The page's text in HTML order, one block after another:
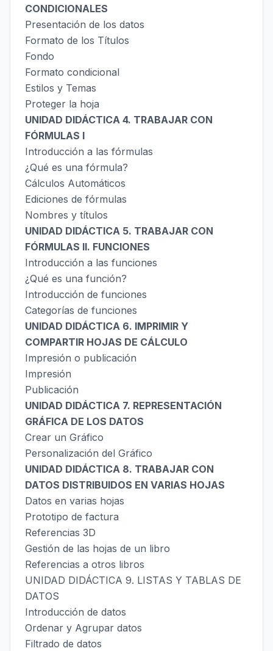
CONDICIONALES
Presentación de los datos
Formato de los Títulos
Fondo
Formato condicional
Estilos y Temas
Proteger la hoja
UNIDAD DIDÁCTICA 4. TRABAJAR CON
FÓRMULAS I
Introducción a las fórmulas
¿Qué es una fórmula?
Cálculos Automáticos
Ediciones de fórmulas
Nombres y títulos
UNIDAD DIDÁCTICA 5. TRABAJAR CON
FÓRMULAS II. FUNCIONES
Introducción a las funciones
¿Qué es una función?
Introducción de funciones
Categorías de funciones
UNIDAD DIDÁCTICA 6. IMPRIMIR Y
COMPARTIR HOJAS DE CÁLCULO
Impresión o publicación
Impresión
Publicación
UNIDAD DIDÁCTICA 7. REPRESENTACIÓN
GRÁFICA DE LOS DATOS
Crear un Gráfico
Personalización del Gráfico
UNIDAD DIDÁCTICA 8. TRABAJAR CON
DATOS DISTRIBUIDOS EN VARIAS HOJAS
Datos en varias hojas
Prototipo de factura
Referencias 3D
Gestión de las hojas de un libro
Referencias a otros libros
UNIDAD DIDÁCTICA 9. LISTAS Y TABLAS DE
DATOS
Introducción de datos
Ordenar y Agrupar datos
Filtrado de datos